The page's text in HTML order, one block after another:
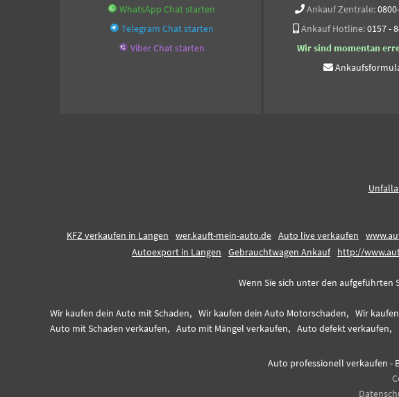
WhatsApp Chat starten
Telegram Chat starten
Viber Chat starten
Ankauf Zentrale:
Ankauf Hotline:0157 -
Wir sind momentan
KFZ verkaufen in Langen wer.kauft-mein-auto.de Auto live verkaufen
Autoexport in Langen
Gebrauchtwagen Ankauf http://
Wenn Sie sich unter den aufgeführten
Wir kaufen dein Auto mit Schaden, Wir kaufen dein Auto Motorschaden, Wir
Auto mit Schaden verkaufen, Auto mit Mängel verkaufen, Auto defekt verkaufen,
Auto professionell verkaufen -